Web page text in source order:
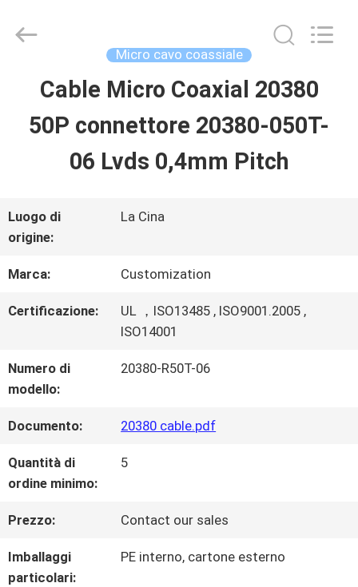
CASA.
PRODOTTI
VIDEO
SU
DI
VISITA
DELLA
FABBRICA
CONTROLLO
DELLA
Media
Reserved.
Micro cavo coassiale
Cable Micro Coaxial 20380
50P connettore 20380-050T-
06 Lvds 0,4mm Pitch
Luogo di
origine:
La Cina
Marca: Customization
Certificazione:
UL ，ISO13485 , ISO9001.2005 ,
ISO14001
Numero di
modello:
20380-R50T-06
Documento: 20380 cable.pdf
Quantità di
ordine minimo:
5
Prezzo: Contact our sales
Imballaggi
particolari:
PE interno, cartone esterno